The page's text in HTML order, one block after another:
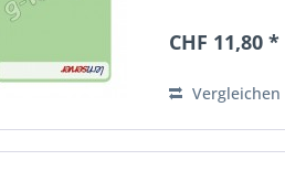
einfachen
CHF 11,80 *
Vergleichen